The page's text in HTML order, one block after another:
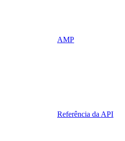
AMP
Referência da API